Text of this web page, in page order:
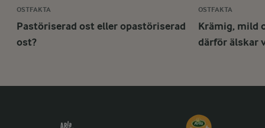
OSTFAKTA
Pastöriserad ost eller opastöriserad
ost?
OSTFAKTA
Krämig, mild
därför älskar